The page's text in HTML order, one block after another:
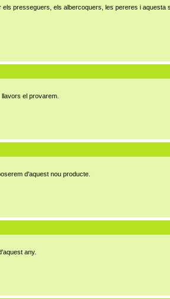
presseguers, els albercoquers, les pereres i aquesta
el provarem.
d'aquest nou producte.
any.